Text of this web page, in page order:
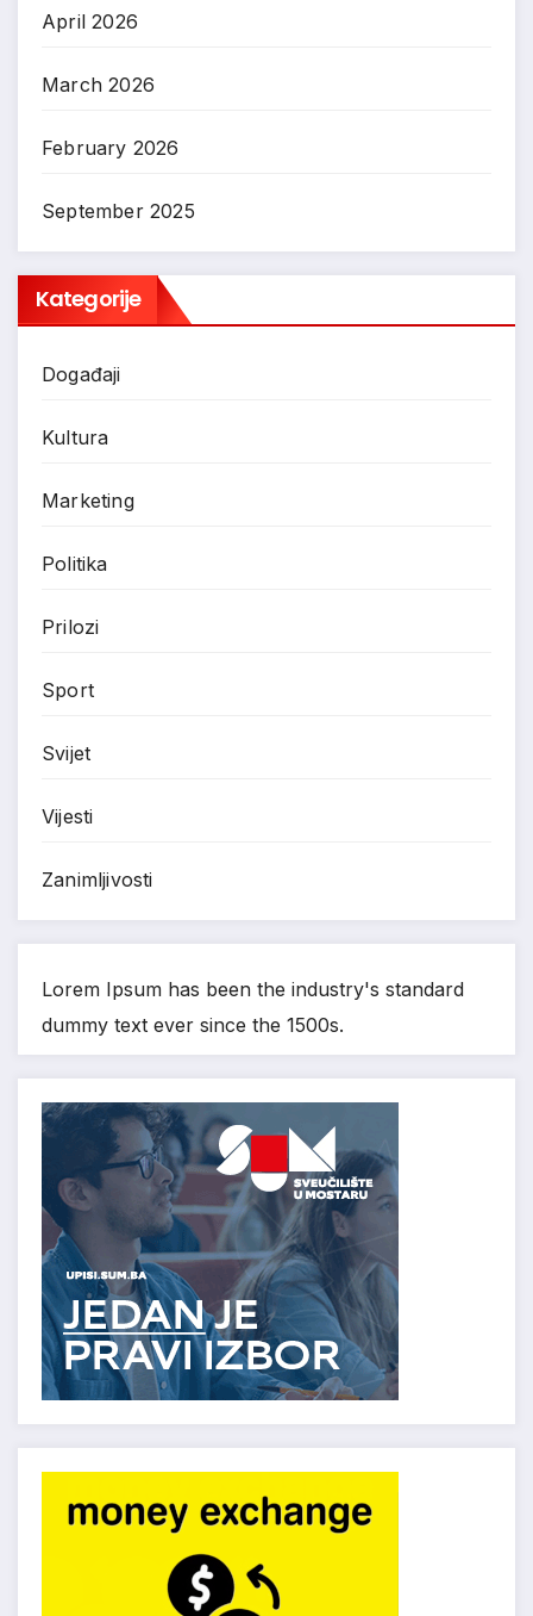
April 2026
March 2026
February 2026
September 2025
Kategorije
Događaji
Kultura
Marketing
Politika
Prilozi
Sport
Svijet
Vijesti
Zanimljivosti
Lorem Ipsum has been the industry's standard
dummy text ever since the 1500s.